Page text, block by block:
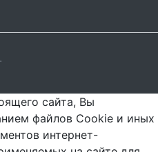
сайта, Вы
файлов Cookie и иных
интернет-